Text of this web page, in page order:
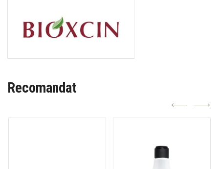
Recomandat